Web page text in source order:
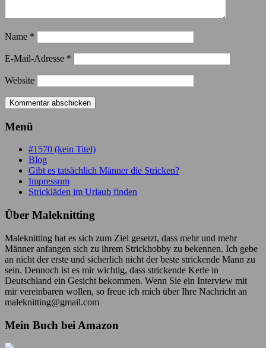
Name *
E-Mail-Adresse *
Website
Menü
#1570 (kein Titel)
Blog
Gibt es tatsächlich Männer die Stricken?
Impressum
Strickläden im Urlaub finden
Über Maleknitting
Maleknitting hat es sich zum Ziel gesetzt, dass mehr und mehr
Männer anfangen sich zu ihrem Strickhobby zu bekennen. Ich gebe
an nicht der erste und sicherlich nicht der beste strickende Mann zu
sein. Dennoch ist es mir wichtig, dass strickende Kerle in
Deutschland ein Gesicht bekommen. Wenn Sie ein Interview mit
mir vereinbaren wollen, so freue ich mich über Ihre Nachricht an
maleknitting@gmail.com
Mein Buch bei Amazon